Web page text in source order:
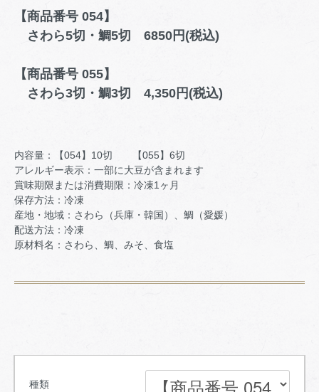
【商品番号 054】
さわら5切・鯛5切 6850円(税込)
【商品番号 055】
さわら3切・鯛3切 4,350円(税込)
内容量：【054】10切 【055】6切
アレルギー表示：一部に大豆が含まれます
賞味期限または消費期限：冷凍1ヶ月
保存方法：冷凍
産地・地域：さわら（兵庫・韓国）、鯛（愛媛）
配送方法：冷凍
原材料名：さわら、鯛、みそ、食塩
種類